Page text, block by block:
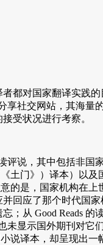
对国家翻译实践
享社交网站，其海
受状况进行考察。
，其中包括非国
《土门》）译本）
的是，国家机构在
应了那个时代国
Good Reads 的
显示国外期刊对
译本，却呈现出